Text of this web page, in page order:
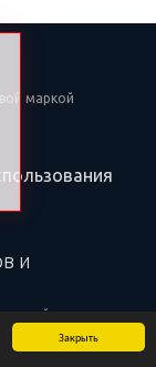
Закрыть
маркой
и
по всему